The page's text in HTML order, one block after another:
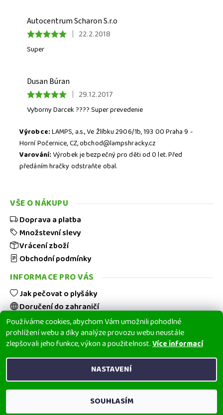
Autocentrum Scharon S.r.o
| 22.2.2018
Super
Dusan Búran
| 29.12.2017
Vyborny Darcek ???? Super prevedenie
Výrobce:LAMPS, a.s., Ve Žlíbku 2906/1b, 193 00 Praha 9 -
Horní Počernice, CZ, obchod@lampshracky.cz
Varování:Výrobek je bezpečný pro děti od 0 let. Před
předáním hračky odstraňte obal.
Používáme cookies, abychom Vám umožnili pohodlné
prohlížení webu a díky analýze provozu webu neustále
zlepšovali jeho funkce, výkon a použitelnost.Více informací
NASTAVENÍ
SOUHLASÍM
VŠE O NÁKUPU
Doprava a platba
Množstevní slevy
Vrácení zboží
Obchodní podmínky
INFORMACE PRO VÁS
Jak pečovat o plyšáky
Doručení do zahraničí
Hodnocení obchodu
Blog
Kontakt
2026 © tvPLYŠÁCI.cz
Všechna práva vyhrazena